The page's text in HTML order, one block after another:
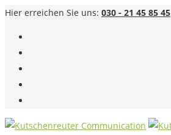
Hier erreichen Sie uns: 030 - 21 45 85 45